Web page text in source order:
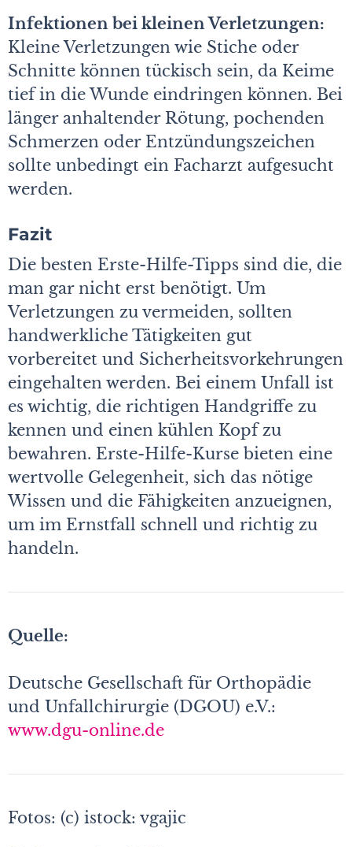
Infektionen bei kleinen Verletzungen:
Kleine Verletzungen wie Stiche oder
Schnitte können tückisch sein, da Keime
tief in die Wunde eindringen können. Bei
länger anhaltender Rötung, pochenden
Schmerzen oder Entzündungszeichen
sollte unbedingt ein Facharzt aufgesucht
werden.
Fazit
Die besten Erste-Hilfe-Tipps sind die, die
man gar nicht erst benötigt. Um
Verletzungen zu vermeiden, sollten
handwerkliche Tätigkeiten gut
vorbereitet und Sicherheitsvorkehrungen
eingehalten werden. Bei einem Unfall ist
es wichtig, die richtigen Handgriffe zu
kennen und einen kühlen Kopf zu
bewahren. Erste-Hilfe-Kurse bieten eine
wertvolle Gelegenheit, sich das nötige
Wissen und die Fähigkeiten anzueignen,
um im Ernstfall schnell und richtig zu
handeln.
Quelle:
Deutsche Gesellschaft für Orthopädie
und Unfallchirurgie (DGOU) e.V.:
www.dgu-online.de
Fotos: (c) istock: vgajic